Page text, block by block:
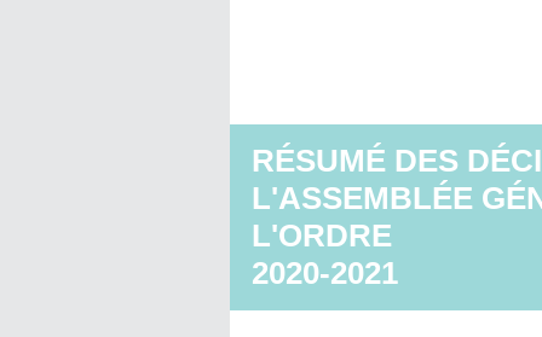
RÉSUMÉ DES
L'ASSEMBLÉE
L'ORDRE
2020-2021